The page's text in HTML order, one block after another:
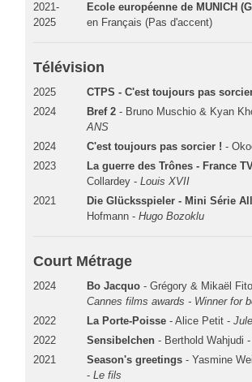
2021-
2025
Ecole européenne de MUNICH
en Français (Pas d'accent)
Télévision
2025 CTPS - C'est toujours pas
2024
Bref 2 - Bruno Muschio & Kyan
ANS
2024
C'est toujours pas sorcier ! -
2023
La guerre des Trônes - France
Collardey -Louis XVII
2021
Die Glücksspieler - Mini Série
Hofmann -Hugo Bozoklu
Court Métrage
2024 Bo Jacquo - Grégory & Mikaël
Cannes films awards - Winner for
2022
La Porte-Poisse - Alice Petit -
2022
Sensibelchen - Berthold Wahjudi
2021
Season's greetings - Yasmine
-Le fils